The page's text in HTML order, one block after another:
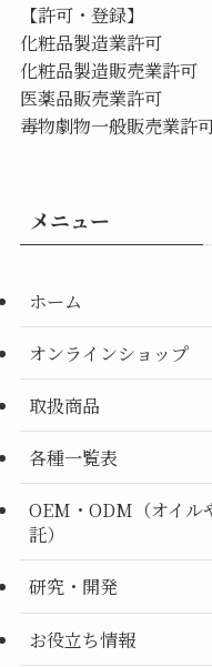
【許可・登録】
化粧品製造業許可
化粧品製造販売業許可
医薬品販売業許可
毒物劇物一般販売業許
メニュー
ホーム
オンラインショップ
取扱商品
各種一覧表
OEM・ODM（オイル
託）
研究・開発
お役立ち情報